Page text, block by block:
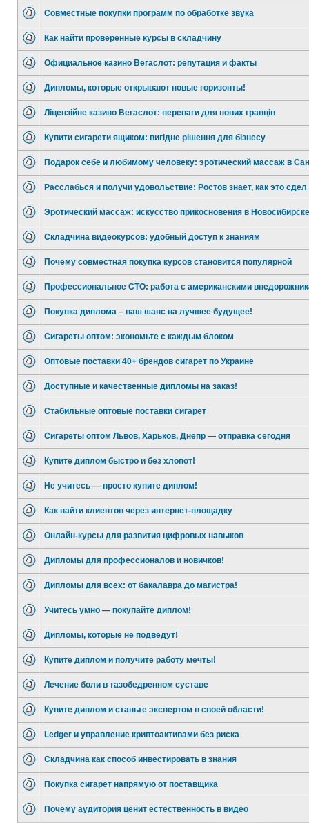
Совместные покупки программ по обработке звука
Как найти проверенные курсы в складчину
Официальное казино Вегаслот: репутация и факты
Дипломы, которые открывают новые горизонты!
Ліцензійне казино Вегаслот: переваги для нових гравців
Купити сигарети ящиком: вигідне рішення для бізнесу
Подарок себе и любимому человеку: эротический массаж в
Расслабься и получи удовольствие: Ростов знает, как это сдел
Эротический массаж: искусство прикосновения в Новосибирске
Складчина видеокурсов: удобный доступ к знаниям
Почему совместная покупка курсов становится популярной
Профессиональное СТО: работа с американскими
Покупка диплома – ваш шанс на лучшее будущее!
Сигареты оптом: экономьте с каждым блоком
Оптовые поставки 40+ брендов сигарет по Украине
Доступные и качественные дипломы на заказ!
Стабильные оптовые поставки сигарет
Сигареты оптом Львов, Харьков, Днепр — отправка сегодня
Купите диплом быстро и без хлопот!
Не учитесь — просто купите диплом!
Как найти клиентов через интернет-площадку
Онлайн-курсы для развития цифровых навыков
Дипломы для профессионалов и новичков!
Дипломы для всех: от бакалавра до магистра!
Учитесь умно — покупайте диплом!
Дипломы, которые не подведут!
Купите диплом и получите работу мечты!
Лечение боли в тазобедренном суставе
Купите диплом и станьте экспертом в своей области!
Ledger и управление криптоактивами без риска
Складчина как способ инвестировать в знания
Покупка сигарет напрямую от поставщика
Почему аудитория ценит естественность в видео